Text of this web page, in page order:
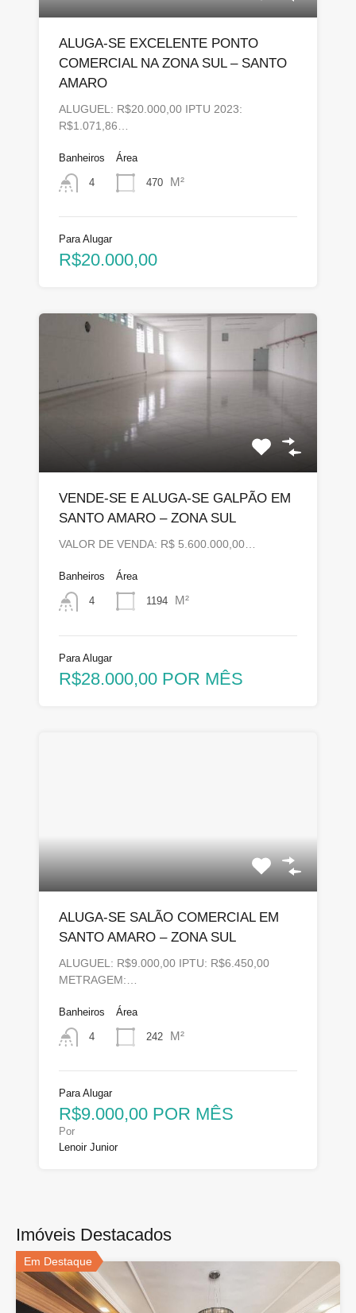
ALUGA-SE EXCELENTE PONTO
COMERCIAL NA ZONA SUL – SANTO
AMARO
ALUGUEL: R$20.000,00 IPTU 2023:
R$1.071,86…
Banheiros
4
Área
470 M²
Para Alugar
R$20.000,00
VENDE-SE E ALUGA-SE GALPÃO EM
SANTO AMARO – ZONA SUL
VALOR DE VENDA: R$ 5.600.000,00…
Banheiros
4
Área
1194 M²
Para Alugar
R$28.000,00 POR MÊS
ALUGA-SE SALÃO COMERCIAL EM
SANTO AMARO – ZONA SUL
ALUGUEL: R$9.000,00 IPTU: R$6.450,00
METRAGEM:…
Banheiros
4
Área
242 M²
Para Alugar
R$9.000,00 POR MÊS
Por
Lenoir Junior
Imóveis Destacados
Em Destaque